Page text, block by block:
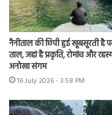
नैनीताल की छिपी हुई खूबसूरती है
ताल, जहां है प्रकृति, रोमांच और
अनोखा संगम
16 July 2026 - 3:58 PM